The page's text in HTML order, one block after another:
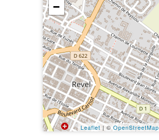
−
Leaflet | ©OpenStreetMap